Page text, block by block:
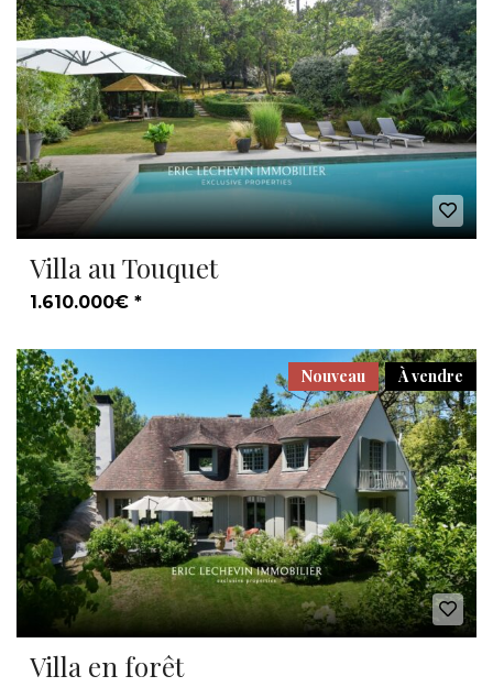
Villa au Touquet
1.610.000€ *
À vendre
Nouveau
Villa en forêt